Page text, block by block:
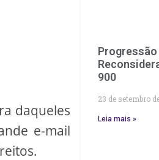
daqueles
e-mail
900
23 de setembro
Leia mais »